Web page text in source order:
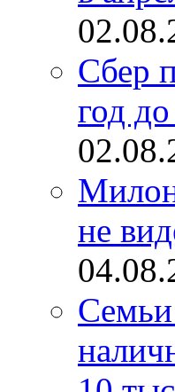
Сбер
год
не
Семьи